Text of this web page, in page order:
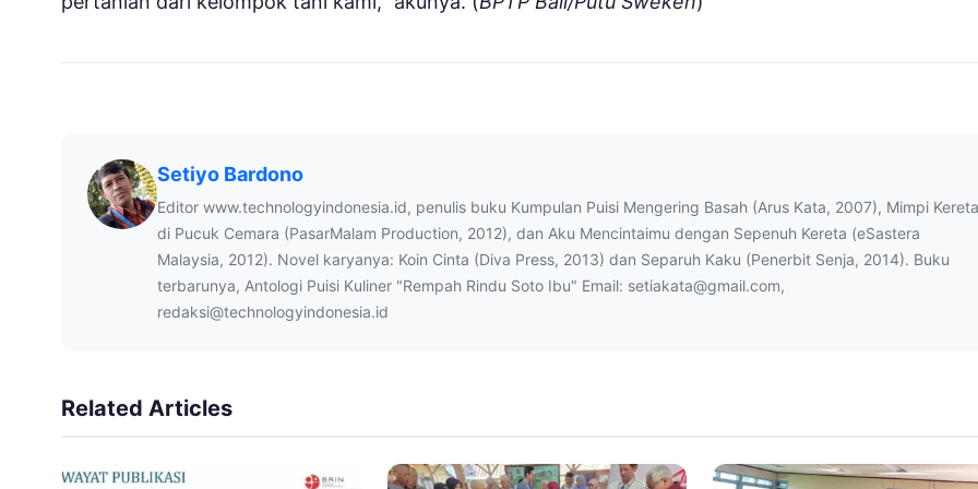
Setiyo Bardono
Editor www.technologyindonesia.id, penulis buku Kumpulan Puisi Mengering Basah (Arus Kata, 2007), Mimpi Kereta
di Pucuk Cemara (PasarMalam Production, 2012), dan Aku Mencintaimu dengan Sepenuh Kereta (eSastera
Malaysia, 2012). Novel karyanya: Koin Cinta (Diva Press, 2013) dan Separuh Kaku (Penerbit Senja, 2014). Buku
terbarunya, Antologi Puisi Kuliner "Rempah Rindu Soto Ibu" Email: setiakata@gmail.com,
redaksi@technologyindonesia.id
Related Articles